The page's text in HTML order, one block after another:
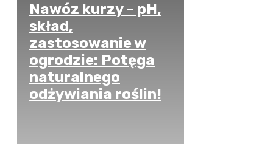
Nawóz kurzy – pH,
skład,
zastosowanie w
ogrodzie: Potęga
naturalnego
odżywiania roślin!